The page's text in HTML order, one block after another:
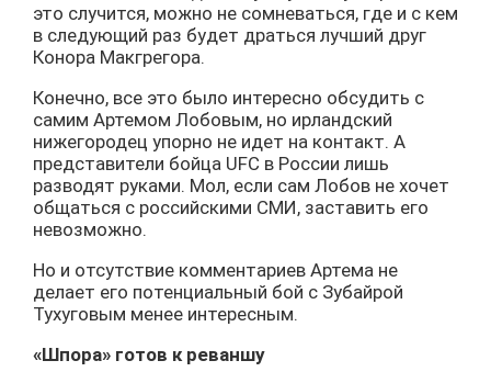
это случится, можно не сомневаться, где и с кем
в следующий раз будет драться лучший друг
Конора Макгрегора.
Конечно, все это было интересно обсудить с
самим Артемом Лобовым, но ирландский
нижегородец упорно не идет на контакт. А
представители бойца UFC в России лишь
разводят руками. Мол, если сам Лобов не хочет
общаться с российскими СМИ, заставить его
невозможно.
Но и отсутствие комментариев Артема не
делает его потенциальный бой с Зубайрой
Тухуговым менее интересным.
«Шпора» готов к реваншу